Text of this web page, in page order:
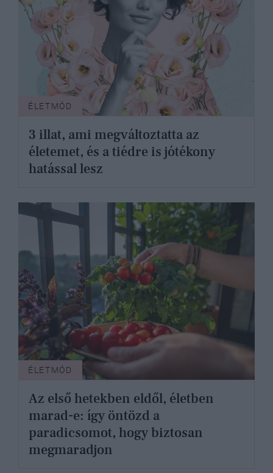
ÉLETMÓD
3 illat, ami megváltoztatta az
életemet, és a tiédre is jótékony
hatással lesz
ÉLETMÓD
Az első hetekben eldől, életben
marad-e: így öntözd a
paradicsomot, hogy biztosan
megmaradjon